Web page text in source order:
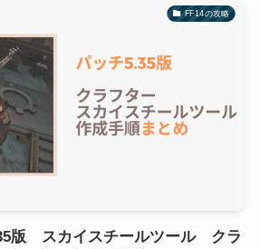
FF14の攻略
版 スカイスチールツール クラ